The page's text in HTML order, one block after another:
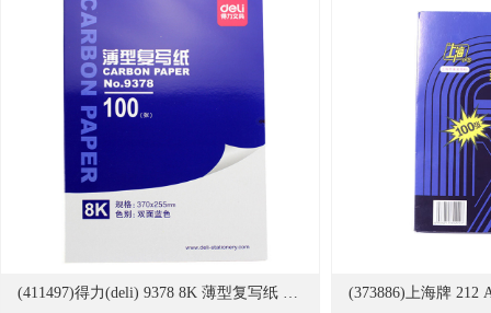
(411497)得力(deli) 9378 8K 薄型复写纸 蓝色(单位：盒) (373886)上海牌 212